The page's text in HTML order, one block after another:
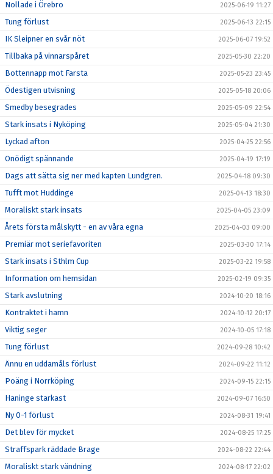
Nollade i Örebro 2025-06-19 11:27
Tung förlust 2025-06-13 22:15
IK Sleipner en svår nöt 2025-06-07 19:52
Tillbaka på vinnarspåret 2025-05-30 22:20
Bottennapp mot Farsta 2025-05-23 23:45
Ödestigen utvisning 2025-05-18 20:06
Smedby besegrades 2025-05-09 22:54
Stark insats i Nyköping 2025-05-04 21:30
Lyckad afton 2025-04-25 22:56
Onödigt spännande 2025-04-19 17:19
Dags att sätta sig ner med kapten Lundgren. 2025-04-18 09:30
Tufft mot Huddinge 2025-04-13 18:30
Moraliskt stark insats 2025-04-05 23:09
Årets första målskytt - en av våra egna 2025-04-03 09:00
Premiär mot seriefavoriten 2025-03-30 17:14
Stark insats i Sthlm Cup 2025-03-22 19:58
Information om hemsidan 2025-02-19 09:35
Stark avslutning 2024-10-20 18:16
Kontraktet i hamn 2024-10-12 20:17
Viktig seger 2024-10-05 17:18
Tung förlust 2024-09-28 10:42
Ännu en uddamåls förlust 2024-09-22 11:12
Poäng i Norrköping 2024-09-15 22:15
Haninge starkast 2024-09-07 16:50
Ny 0-1 förlust 2024-08-31 19:41
Det blev för mycket 2024-08-25 17:25
Straffspark räddade Brage 2024-08-22 22:44
Moraliskt stark vändning 2024-08-17 22:02